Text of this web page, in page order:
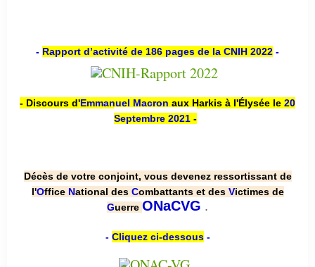
- Rapport d’activité de 186 pages de la CNIH 2022 -
- Discours d'Emmanuel Macron aux Harkis à l'Élysée le 20
Septembre 2021 -
Décès de votre conjoint, vous devenez ressortissant de
l'Office National des Combattants et des Victimes de
Guerre ONaCVG .
- Cliquez ci-dessous-